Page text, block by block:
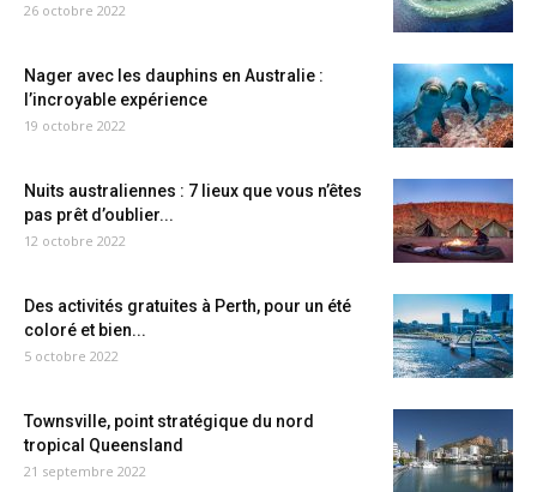
26 octobre 2022
Nager avec les dauphins en Australie :
l’incroyable expérience
19 octobre 2022
Nuits australiennes : 7 lieux que vous n’êtes
pas prêt d’oublier...
12 octobre 2022
Des activités gratuites à Perth, pour un été
coloré et bien...
5 octobre 2022
Townsville, point stratégique du nord
tropical Queensland
21 septembre 2022